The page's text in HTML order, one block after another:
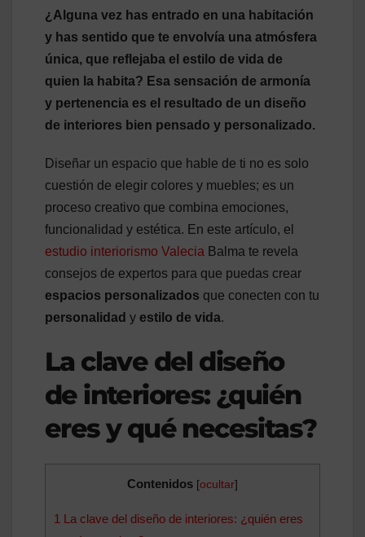
¿Alguna vez has entrado en una habitación
y has sentido que te envolvía una atmósfera
única, que reflejaba el estilo de vida de
quien la habita? Esa sensación de armonía
y pertenencia es el resultado de un diseño
de interiores bien pensado y personalizado.
Diseñar un espacio que hable de ti no es solo
cuestión de elegir colores y muebles; es un
proceso creativo que combina emociones,
funcionalidad y estética. En este artículo, el
estudio interiorismo Valecia Balma te revela
consejos de expertos para que puedas crear
espacios personalizados que conecten con tu
personalidad y estilo de vida.
La clave del diseño
de interiores: ¿quién
eres y qué necesitas?
Contenidos [ocultar]
1 La clave del diseño de interiores: ¿quién eres